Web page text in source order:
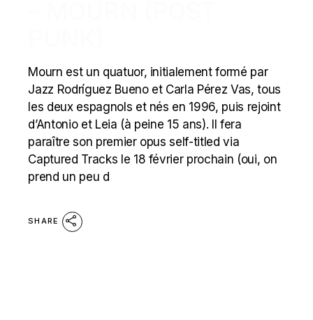
Mourn est un quatuor, initialement formé par
Jazz Rodríguez Bueno et Carla Pérez Vas, tous
les deux espagnols et nés en 1996, puis rejoint
d’Antonio et Leia (à peine 15 ans). Il fera
paraître son premier opus self-titled via
Captured Tracks le 18 février prochain (oui, on
prend un peu d
SHARE